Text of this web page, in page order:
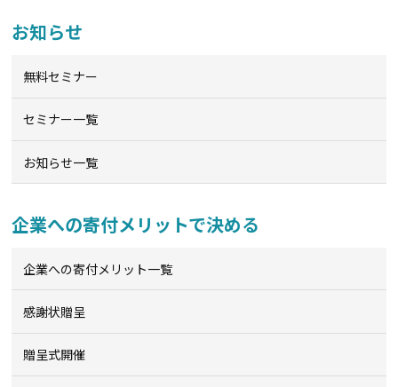
お知らせ
無料セミナー
セミナー一覧
お知らせ一覧
企業への寄付メリットで決める
企業への寄付メリット一覧
感謝状贈呈
贈呈式開催